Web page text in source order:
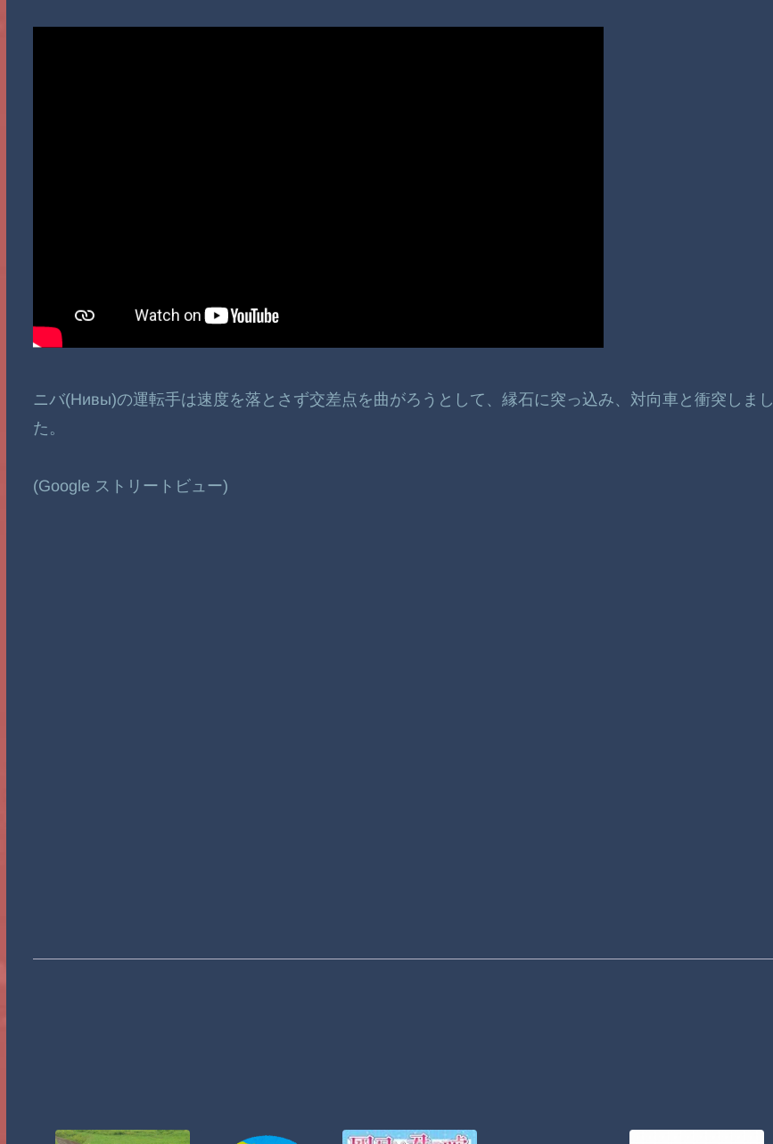
ニバ(Нивы)の運転手は速度を落とさず交差点を曲がろうとして、縁石に突っ込み、対向車と衝突しまし
た。
(Google ストリートビュー)